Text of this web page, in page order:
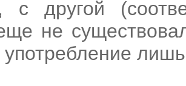
с другой
не
употребление